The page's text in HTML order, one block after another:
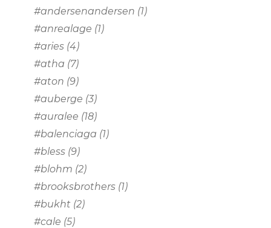
#andersenandersen (1)
#anrealage (1)
#aries (4)
#atha (7)
#aton (9)
#auberge (3)
#auralee (18)
#balenciaga (1)
#bless (9)
#blohm (2)
#brooksbrothers (1)
#bukht (2)
#cale (5)